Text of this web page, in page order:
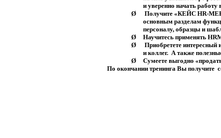
и уверенно начать работу
Ø
Получите «КЕЙС HR-
основным разделам
персоналу, образцы и
Ø
Научитесь применять HR
Ø
Приобретете
и коллег. А также
Ø
Сумеете выгодно
По окончании тренинга Вы получите